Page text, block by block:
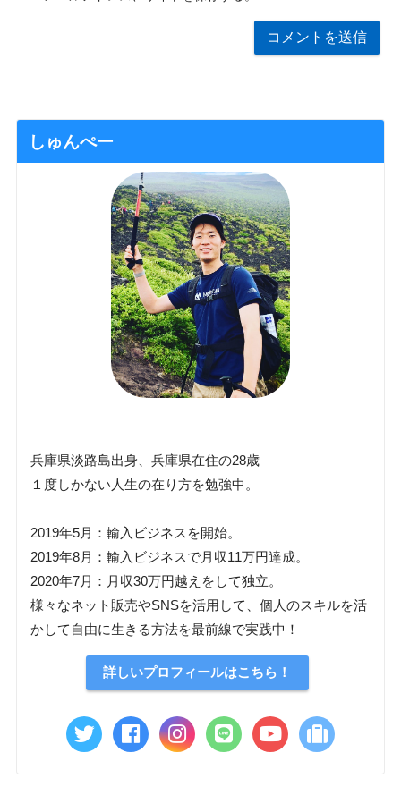
しゅんぺー
兵庫県淡路島出身、兵庫県在住の28歳
１度しかない人生の在り方を勉強中。
2019年5月：輸入ビジネスを開始。
2019年8月：輸入ビジネスで月収11万円達成。
2020年7月：月収30万円越えをして独立。
様々なネット販売やSNSを活用して、個人のスキルを活
かして自由に生きる方法を最前線で実践中！
詳しいプロフィールはこちら！